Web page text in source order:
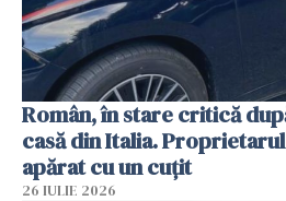
Român, în stare critică
casă din Italia.
apărat cu un cuțit
26 IULIE 2026